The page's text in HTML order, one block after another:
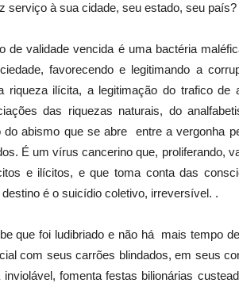
serviço à sua cidade, seu estado, seu país?
de validade vencida é uma bactéria
favorecendo e legitimando a
riqueza ilícita, a legitimação do trafico de
das riquezas naturais, do
do abismo que se abre entre a vergonha
É um vírus cancerino que, proliferando,
e ilícitos, e que toma conta das
é o suicídio coletivo, irreversível. .
que foi ludibriado e não há mais tempo
com seus carrões blindados, em seus
inviolável, fomenta festas bilionárias